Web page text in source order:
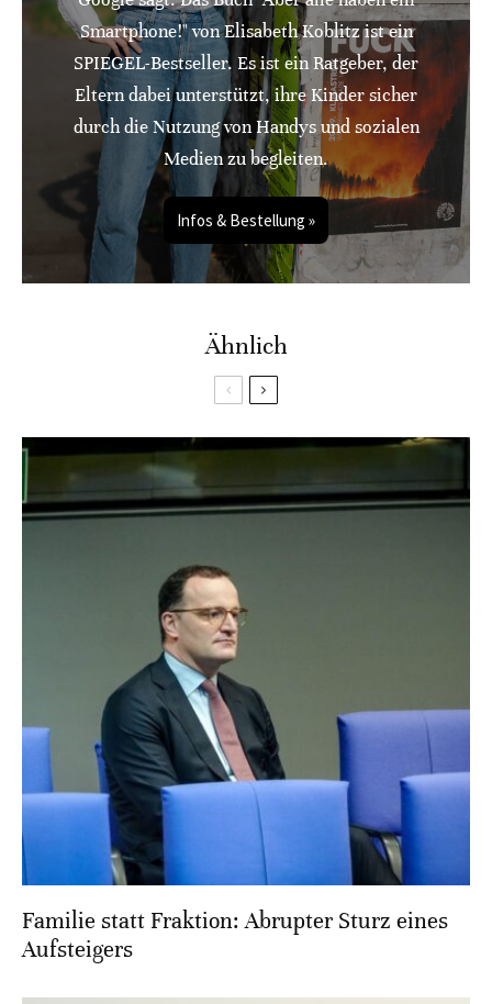
Smartphone!" von Elisabeth Koblitz ist ein
SPIEGEL-Bestseller. Es ist ein Ratgeber, der
Eltern dabei unterstützt, ihre Kinder sicher
durch die Nutzung von Handys und sozialen
Medien zu begleiten.
Infos & Bestellung »
Ähnlich
Familie statt Fraktion: Abrupter Sturz eines
Aufsteigers